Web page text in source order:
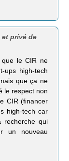
privé de
que le CIR ne
ups high-tech
que ça ne
le respect non
CIR (financer
high-tech car
recherche qui
un nouveau